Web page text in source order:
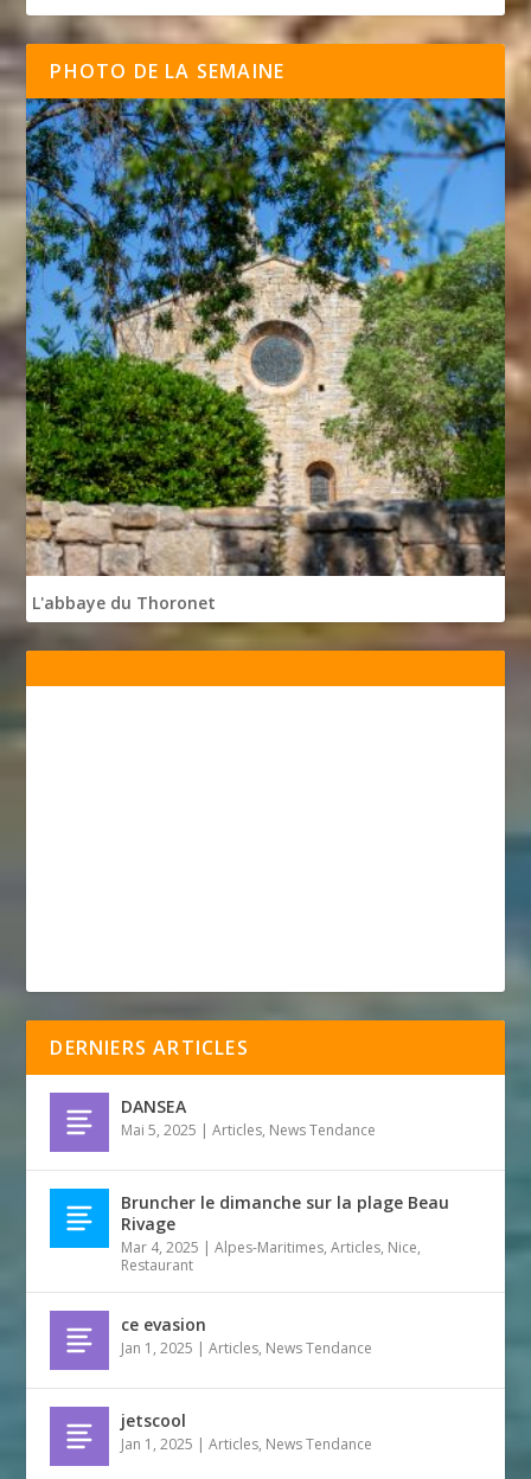
PHOTO DE LA SEMAINE
L'abbaye du Thoronet
DERNIERS ARTICLES
DANSEA
Mai 5, 2025 |Articles, News Tendance
Bruncher le dimanche sur la plage Beau
Rivage
Mar 4, 2025 |Alpes-Maritimes,Articles, Nice,
Restaurant
ce evasion
Jan 1, 2025 |Articles, News Tendance
jetscool
Jan 1, 2025 |Articles, News Tendance